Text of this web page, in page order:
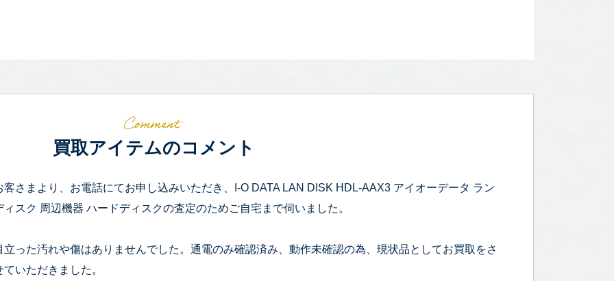
買取アイテムのコメント
客さまより、お電話にてお申し込みいただき、I-O DATA LAN DISK HDL-AAX3 アイオーデータ ラン
ィスク 周辺機器 ハードディスクの査定のためご自宅まで伺いました。
立った汚れや傷はありませんでした。通電のみ確認済み、動作未確認の為、現状品としてお買取をさ
ていただきました。